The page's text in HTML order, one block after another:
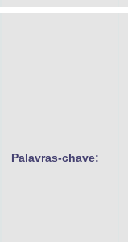
Palavras-chave: